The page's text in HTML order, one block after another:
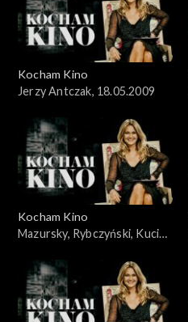
Kocham Kino
Jerzy Antczak, 18.05.2009
Kocham Kino
Mazursky, Rybczyński, Kucia,